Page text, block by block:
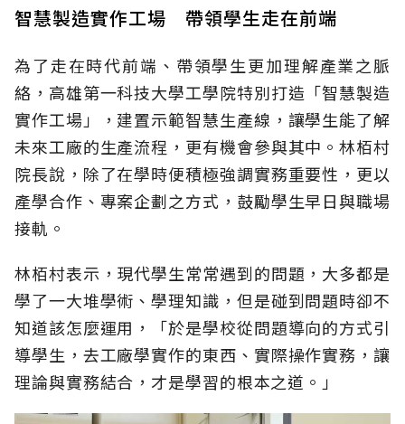
智慧製造實作工場 帶領學生走在前端
為了走在時代前端、帶領學生更加理解產業之脈
絡，高雄第一科技大學工學院特別打造「智慧製造
實作工場」，建置示範智慧生產線，讓學生能了解
未來工廠的生產流程，更有機會參與其中。林栢村
院長說，除了在學時便積極強調實務重要性，更以
產學合作、專案企劃之方式，鼓勵學生早日與職場
接軌。
林栢村表示，現代學生常常遇到的問題，大多都是
學了一大堆學術、學理知識，但是碰到問題時卻不
知道該怎麼運用，「於是學校從問題導向的方式引
導學生，去工廠學實作的東西、實際操作實務，讓
理論與實務結合，才是學習的根本之道。」